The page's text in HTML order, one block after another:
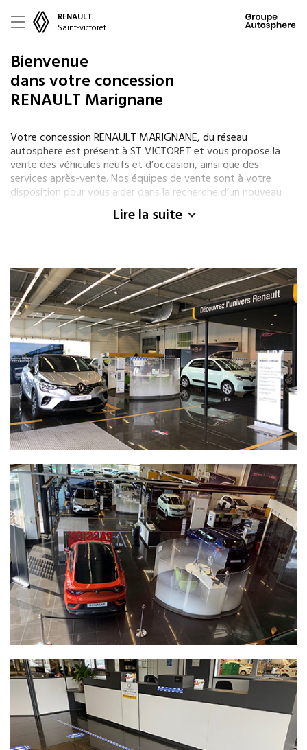
RENAULT
Saint-victoret
Bienvenue
dans votre concession
RENAULT Marignane
Votre concession RENAULT MARIGNANE, du réseau
autosphere est présent à ST VICTORET et vous propose la
vente des véhicules neufs et d’occasion, ainsi que des
services après-vente. Nos équipes de vente sont à votre
disposition pour vous aider dans la recherche d’un nouveau
véhicule qu’il soit neuf de la marque RENAULT ou d’occasion
de différentes marques comme PEUGEOT, CITROEN, BMW ...
Nos spécialistes RENAULT sont également présents tout au
long de la vie de votre véhicule pour effectuer les prestations
d’entretien nécessaires. Nous mettons notre savoir-faire à
votre disposition via notre service de carrosserie, réparation
et entretien. Nous vendons également des pièces détachées
et des accessoires marque via notre magasin de pièces de
rechange.
Pour plus de renseignements n’hésitez pas à nous appeler ou
nous rendre visite.
Vous pouvez, sur cet espace en ligne, voir notre stock de
voitures d’occasion et neuves et aussi prendre un rendez-
Lire la suite